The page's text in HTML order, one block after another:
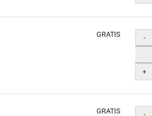
GRATIS -
+
GRATIS -